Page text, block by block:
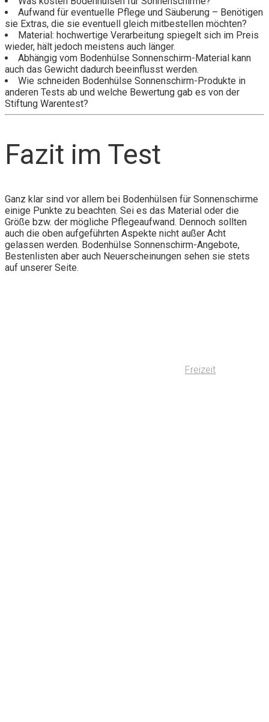
Aufwand für eventuelle Pflege und Säuberung – Benötigen
sie Extras, die sie eventuell gleich mitbestellen möchten?
Material: hochwertige Verarbeitung spiegelt sich im Preis
wieder, hält jedoch meistens auch länger.
Abhängig vom Bodenhülse Sonnenschirm-Material kann
auch das Gewicht dadurch beeinflusst werden.
Wie schneiden Bodenhülse Sonnenschirm-Produkte in
anderen Tests ab und welche Bewertung gab es von der
Stiftung Warentest?
Fazit im Test
Ganz klar sind vor allem bei Bodenhülsen für Sonnenschirme
einige Punkte zu beachten. Sei es das Material oder die
Größe bzw. der mögliche Pflegeaufwand. Dennoch sollten
auch die oben aufgeführten Aspekte nicht außer Acht
gelassen werden. Bodenhülse Sonnenschirm-Angebote,
Bestenlisten aber auch Neuerscheinungen sehen sie stets
auf unserer Seite.
Freizeit